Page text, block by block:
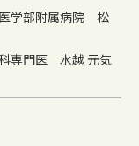
学部附属病院 松
専門医 水越 元気